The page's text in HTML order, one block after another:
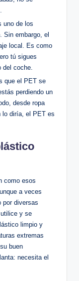
uno de ⁢los
Sin embargo, el
local. Es como
tú ​sigues
coche.
que ⁣el PET se
perdiendo un⁣
desde ropa
lo diría, el PET es
como esos
a veces
por diversas
y se​
limpio y
extremas
buen
necesita el⁢